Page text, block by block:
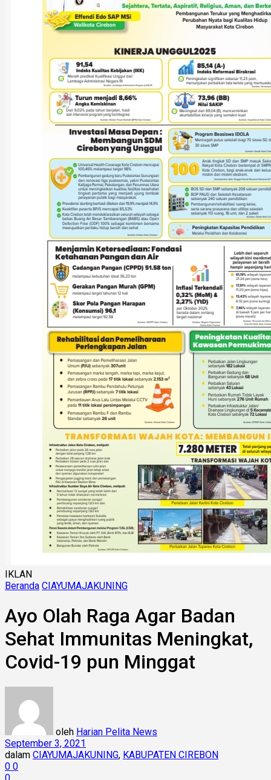
IKLAN
Beranda CIAYUMAJAKUNING
Ayo Olah Raga Agar Badan
Sehat Immunitas Meningkat,
Covid-19 pun Minggat
oleh Harian Pelita News
September 3, 2021
dalam CIAYUMAJAKUNING, KABUPATEN CIREBON
0 0